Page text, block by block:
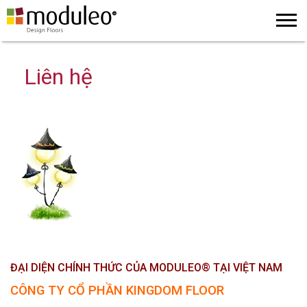
Liên hệ
ĐẠI DIỆN CHÍNH THỨC CỦA MODULEO® TẠI VIỆT NAM
CÔNG TY CỔ PHẦN KINGDOM FLOOR